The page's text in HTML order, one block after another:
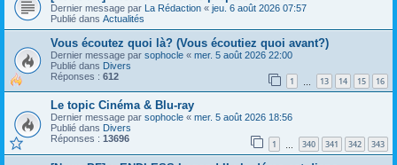
Dernier message par La Rédaction « jeu. 6 août 2026 07:57
Publié dans Actualités
Vous écoutez quoi là? (Vous écoutiez quoi avant?)
Dernier message par sophocle « mer. 5 août 2026 22:00
Publié dans Divers
Réponses : 612 1 13 14 15 16
Le topic Cinéma & Blu-ray
Dernier message par sophocle « mer. 5 août 2026 18:56
Publié dans Divers
Réponses : 13696 1 340 341 342 343